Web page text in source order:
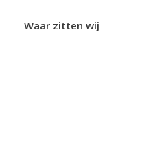
Waar zitten wij